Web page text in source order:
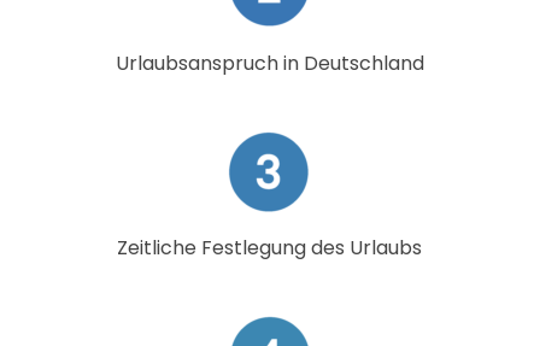
Urlaubsanspruch in Deutschland
Zeitliche Festlegung des Urlaubs